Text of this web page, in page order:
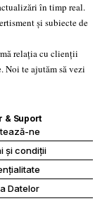
în timp real.
și subiecte de
relația cu clienții
Noi te ajutăm să vezi
& Suport
ne
și condiții
Datelor